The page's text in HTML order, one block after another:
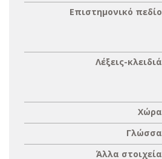
Επιστημονικό πεδίο
Λέξεις-κλειδιά
Χώρα
Γλώσσα
Άλλα στοιχεία